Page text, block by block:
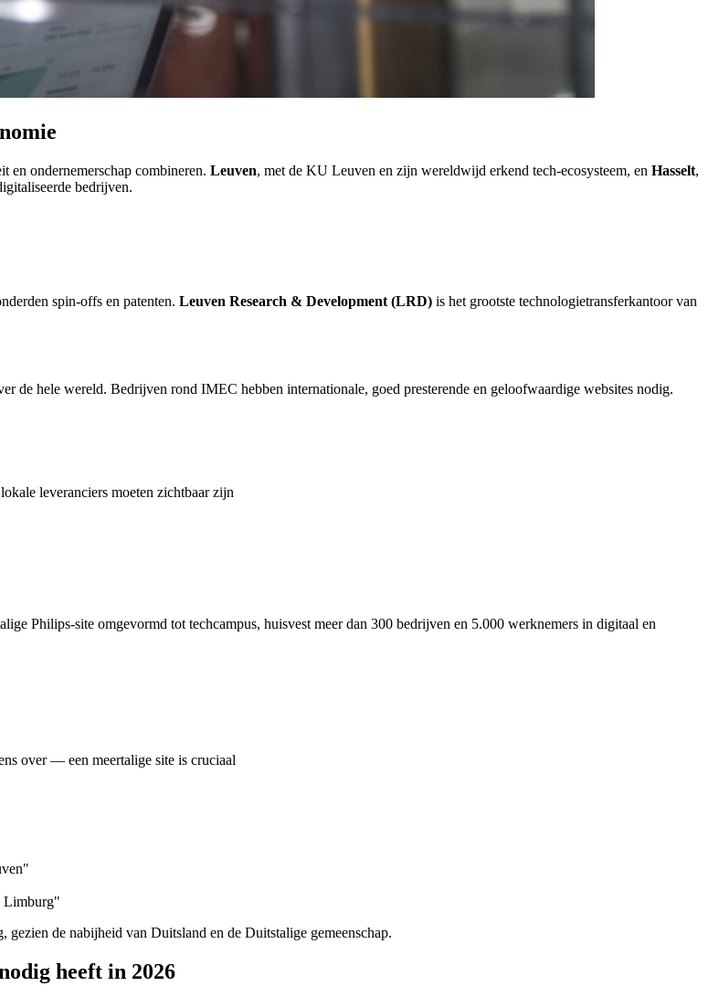
en ondernemerschap combineren. Leuven, met de KU Leuven en zijn wereldwijd erkend tech-ecosysteem, en Hasselt,
bedrijven.
spin-offs en patenten. Leuven Research & Development (LRD) is het grootste technologietransferkantoor van
de hele wereld. Bedrijven rond IMEC hebben internationale, goed presterende en geloofwaardige websites nodig.
leveranciers moeten zichtbaar zijn
Philips-site omgevormd tot techcampus, huisvest meer dan 300 bedrijven en 5.000 werknemers in digitaal en
over — een meertalige site is cruciaal
Limburg"
de nabijheid van Duitsland en de Duitstalige gemeenschap.
heeft in 2026